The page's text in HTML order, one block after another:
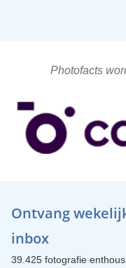
Photofacts
Ontvang
inbox
39.425 fotografie